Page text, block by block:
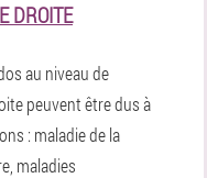
DROITE
au niveau de
peuvent être dus à
: maladie de la
maladies